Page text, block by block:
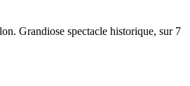
Grandiose spectacle historique, sur 7